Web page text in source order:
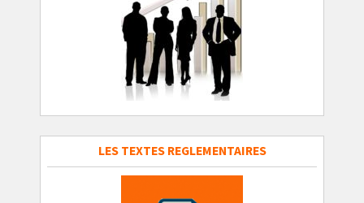
LES TEXTES REGLEMENTAIRES